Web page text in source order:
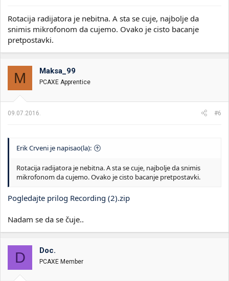
Rotacija radijatora je nebitna. A sta se cuje, najbolje da
snimis mikrofonom da cujemo. Ovako je cisto bacanje
pretpostavki.
M Maksa_99
PCAXE Apprentice
09.07.2016. #6
Erik Crveni je napisao(la):
Rotacija radijatora je nebitna. A sta se cuje, najbolje da snimis
mikrofonom da cujemo. Ovako je cisto bacanje pretpostavki.
Pogledajte prilog Recording (2).zip
Nadam se da se čuje..
D Doc.
PCAXE Member